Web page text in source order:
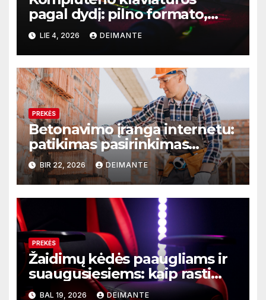
pagal dydį: pilno formato,
TKL ar kompaktiškas
modelis?
LIE 4, 2026 DEIMANTE
PREKĖS
Betonavimo įranga internetu:
patikimas pasirinkimas
Constech
BIR 22, 2026 DEIMANTE
PREKĖS
Žaidimų kėdės paaugliams ir
suaugusiesiems: kaip rasti
tinkamą dydį ir funkcijas
BAL 19, 2026 DEIMANTE